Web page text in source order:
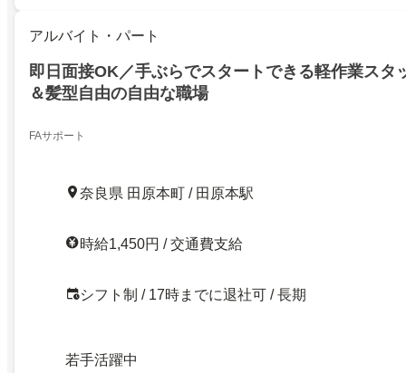
アルバイト・パート
即日面接OK／手ぶらでスタートできる軽作業スタ
＆髪型自由の自由な職場
FAサポート
奈良県 田原本町 / 田原本駅
時給1,450円 / 交通費支給
シフト制 / 17時までに退社可 / 長期
若手活躍中